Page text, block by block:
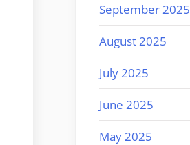
September 2025
August 2025
July 2025
June 2025
May 2025